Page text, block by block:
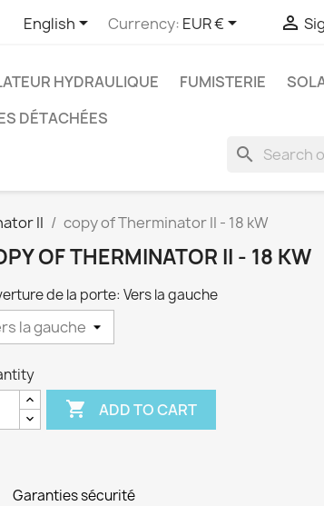
English Currency: EUR € 
HYDRAULIQUE FUMISTERIE
DÉTACHÉES
search
II copy of Therminator II - 18 kW
OF THERMINATOR II - 18 KW
de la porte: Vers la gauche
 ADD TO CART
Garanties sécurité